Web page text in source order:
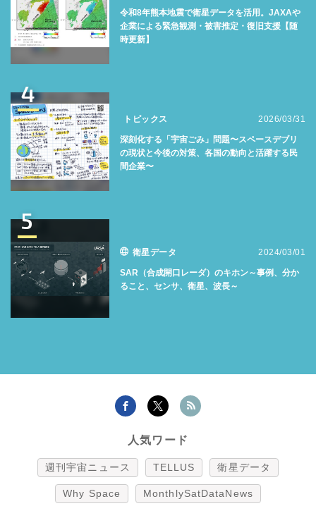
令和8年熊本地震で衛星データを活用。JAXAや
企業による緊急観測・被害推定・復旧支援【随
時更新】
4
トピックス 2026/03/31
深刻化する「宇宙ごみ」問題〜スペースデブリ
の現状と今後の対策、各国の動向と活躍する民
間企業〜
5
衛星データ 2024/03/01
SAR（合成開口レーダ）のキホン～事例、分か
ること、センサ、衛星、波長～
人気ワード
週刊宇宙ニュース TELLUS 衛星データ
Why Space MonthlySatDataNews